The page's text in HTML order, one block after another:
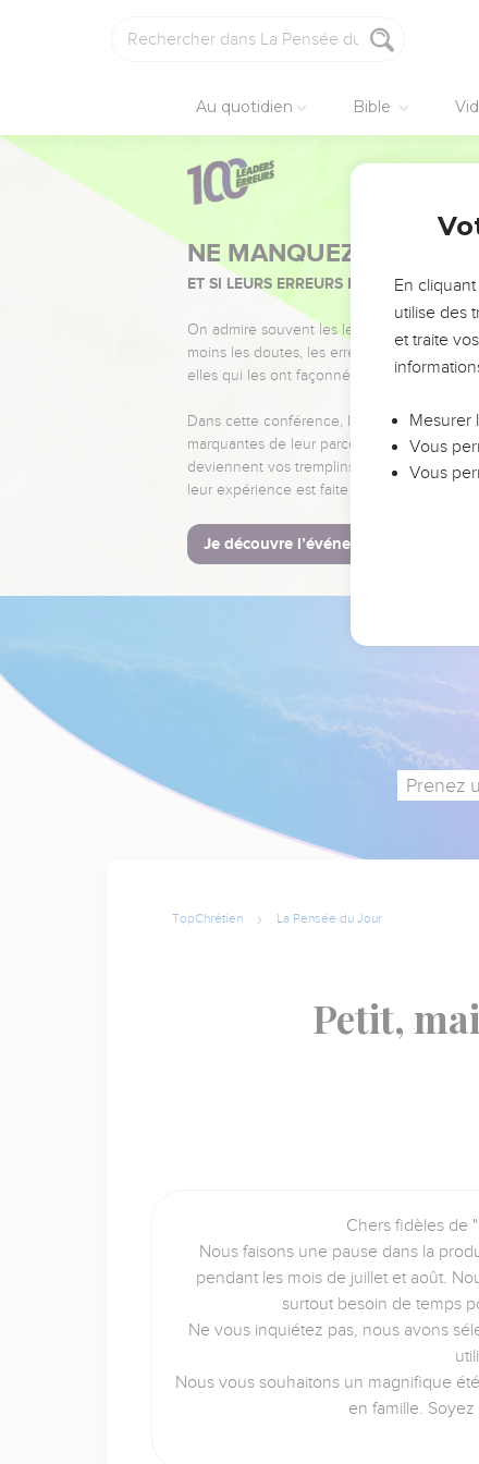
Au quotidien Bible
NE MANQUEZ PAS
ET SI LEURS ERREURS POUVAIENT
On admire souvent les leaders pour leurs
moins les doutes, les erreurs et les saisons
elles qui les ont façonnés.
Dans cette conférence, leaders,
marquantes de leur parcours et les clés
deviennent vos tremplins. Que vous
leur expérience est faite pour vous.
Je découvre l’événement
Prenez
TopChrétien La Pensée du Jour
Petit,
Chers fidèles de
Nous faisons une pause dans la
pendant les mois de juillet et août.
surtout besoin de temps
Ne vous inquiétez pas, nous avons
Nous vous souhaitons un magnifique
en famille.
En
utilise des
et traite
Mesurer
Vous
Vous